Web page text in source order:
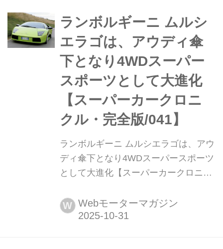
ランボルギーニ ムルシ
エラゴは、アウディ傘
下となり4WDスーパー
スポーツとして大進化
【スーパーカークロニ
クル・完全版/041】
ランボルギーニ ムルシエラゴは、アウ
ディ傘下となり4WDスーパースポーツ
として大進化【スーパーカークロニク
革新へと至ったスーパーカーたち。
1970年代の懐かしいモデルから現代の
W Webモーターマガジン